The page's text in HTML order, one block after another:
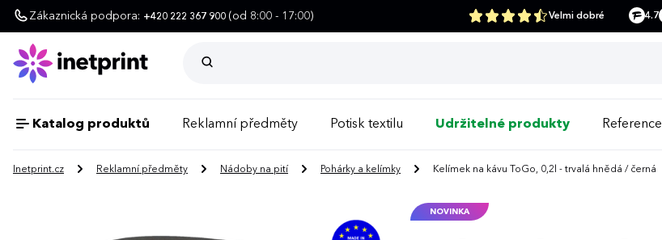
Zákaznická podpora: +420 222 367 900 (od 8:00 - 17:00) Velmi dobré 4.7
Katalog produktů Reklamní předměty Potisk textilu Udržitelné produkty Reference
Inetprint.cz Reklamní předměty Nádoby na pití Pohárky a kelímky Kelímek na kávu ToGo, 0,2l - trvalá hnědá / černá
NOVINKA